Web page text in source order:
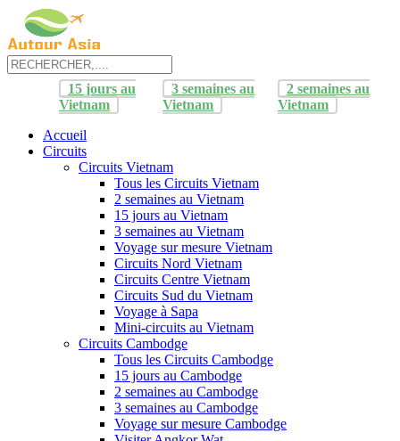
15 jours au
Vietnam
3 semaines au
Vietnam
2 semaines au
Vietnam
Accueil
Circuits
Circuits Vietnam
Tous les Circuits Vietnam
2 semaines au Vietnam
15 jours au Vietnam
3 semaines au Vietnam
Voyage sur mesure Vietnam
Circuits Nord Vietnam
Circuits Centre Vietnam
Circuits Sud du Vietnam
Voyage à Sapa
Mini-circuits au Vietnam
Circuits Cambodge
Tous les Circuits Cambodge
15 jours au Cambodge
2 semaines au Cambodge
3 semaines au Cambodge
Voyage sur mesure Cambodge